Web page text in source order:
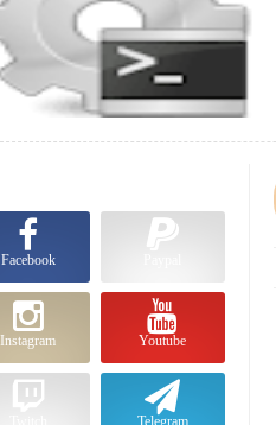
Facebook
Youtube
Instagram
Telegram